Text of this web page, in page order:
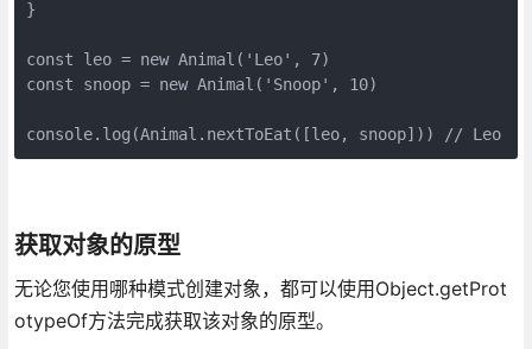
}
const leo = new Animal('Leo', 7)
const snoop = new Animal('Snoop', 10)
console.log(Animal.nextToEat([leo, snoop])) // Leo
获取对象的原型
无论您使用哪种模式创建对象，都可以使用Object.getProt
otypeOf方法完成获取该对象的原型。